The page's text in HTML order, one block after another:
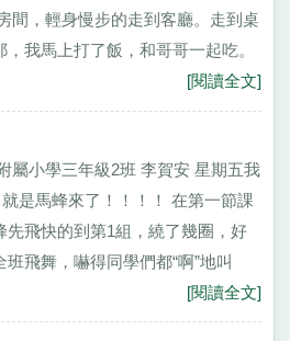
間，輕身慢步的走到客廳。走到桌
我馬上打了飯，和哥哥一起吃。
[閱讀全文]
屬小學三年級2班 李賀安 星期五我
是馬蜂來了！！！！ 在第一節課
先飛快的到第1組，繞了幾圈，好
飛舞，嚇得同學們都“啊”地叫
[閱讀全文]